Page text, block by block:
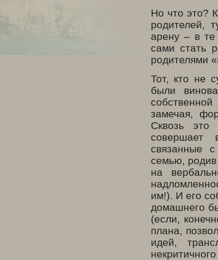
Но что это?
родителей,
арену – в те
сами стать
родителями
Тот, кто не
были
замечая,
Сквозь
совершает
связанные
семью,
на
им!). И его
домашнего
(если,
плана,
идей,